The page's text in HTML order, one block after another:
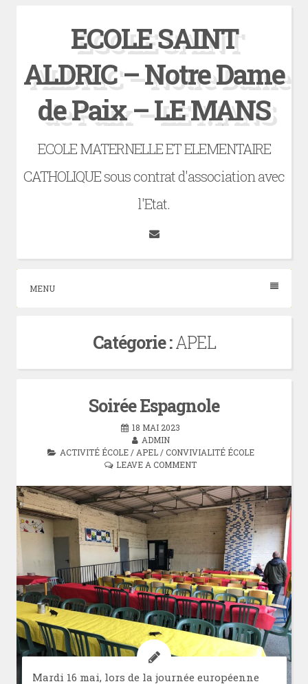
ECOLE SAINT
ALDRIC – Notre Dame
de Paix – LE MANS
ECOLE MATERNELLE ET ELEMENTAIRE
CATHOLIQUE sous contrat d'association avec
l'Etat.
Tumblr
MENU
Catégorie :APEL
Soirée Espagnole
18 MAI 2023
ADMIN
ACTIVITÉ ÉCOLE/ APEL/CONVIVIALITÉ ÉCOLE
LEAVE A COMMENT
Mardi 16 mai, lors de la journée européenne